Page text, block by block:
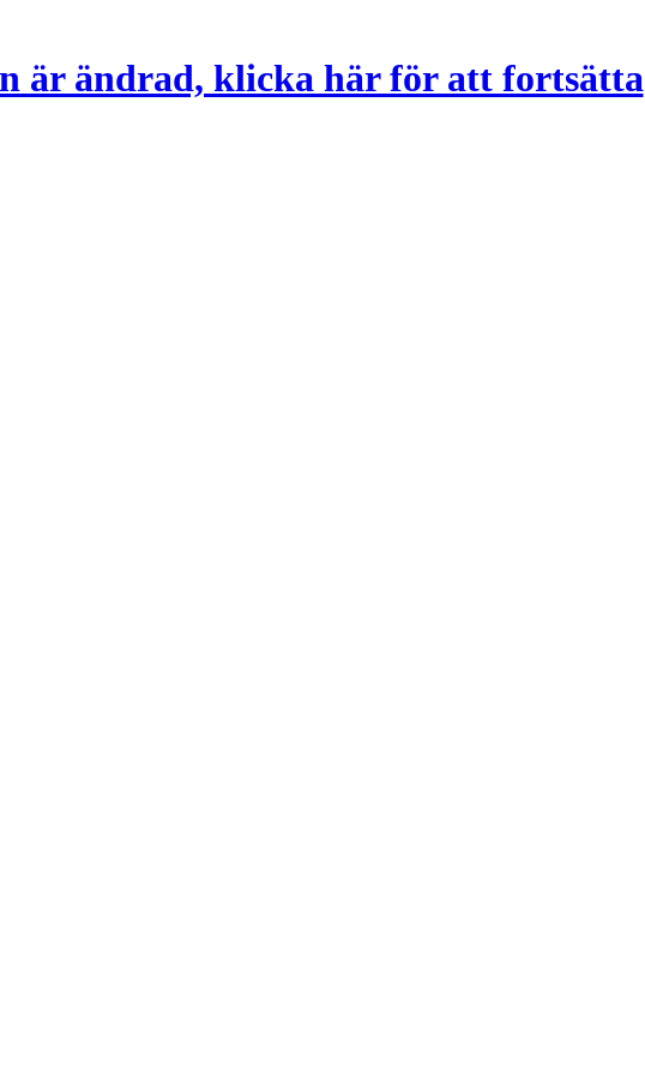
är ändrad, klicka här för att fortsätta